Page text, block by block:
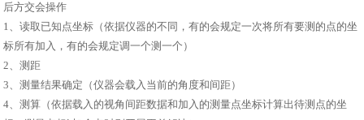
后方交会操作
1、读取已知点坐标（依据仪器的不同，有的会规定一次将所有要测的点的坐
标所有加入，有的会规定调一个测一个）
2、测距
3、测量结果确定（仪器会载入当前的角度和间距）
4、测算（依据载入的视角间距数据和加入的测量点坐标计算出待测点的坐